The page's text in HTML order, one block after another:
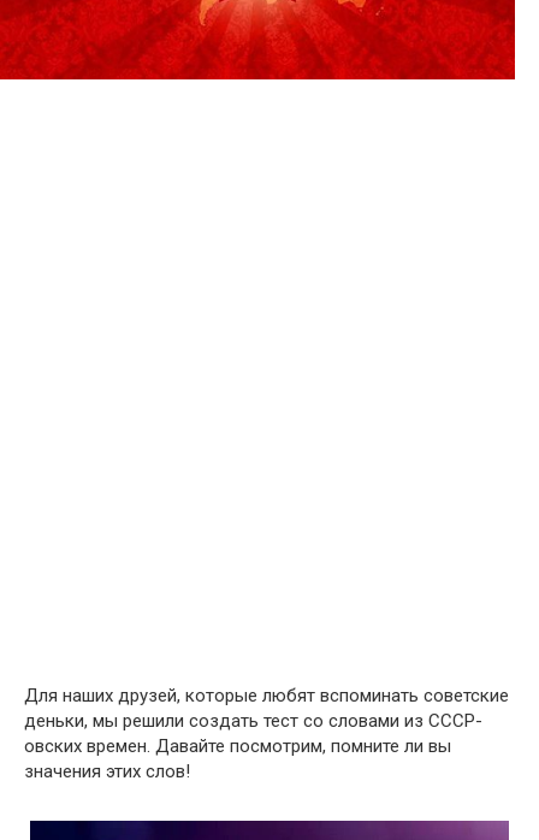
Для наших друзей, которые любят вспоминать советские
деньки, мы решили создать тест со словами из СССР-
овских времен. Давайте посмотрим, помните ли вы
значения этих слов!